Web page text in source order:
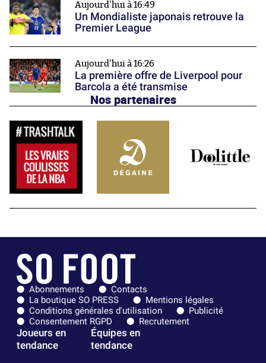
Aujourd'hui à 16:49
Un Mondialiste japonais retrouve la
Premier League
Aujourd'hui à 16:26
La première offre de Liverpool pour
Barcola a été transmise
Nos partenaires
Abonnements
Contacts
La boutique SO PRESS
Mentions légales
Conditions générales d'utilisation
Publicité
Consentement RGPD
Recrutement
Joueurs en
tendance
Équipes en
tendance